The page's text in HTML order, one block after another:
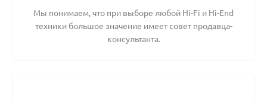
Мы понимаем, что при выборе любой Hi-Fi и Hi-End
техники большое значение имеет совет продавца-
консультанта.